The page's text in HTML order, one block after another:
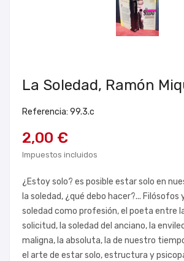
La Soledad, Ramón
Referencia: 99.3.c
2,00 €
Impuestos incluidos
¿Estoy solo? es posible estar solo en
la soledad, ¿qué debo hacer?... Filósofos
soledad como profesión, el poeta entre
solicitud, la soledad del anciano, la
maligna, la absoluta, la de nuestro
el arte de estar solo, estructura y